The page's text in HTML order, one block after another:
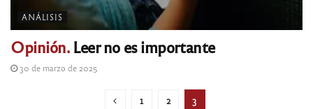
ANÁLISIS
Opinión.Leer no es importante
30 de marzo de 2025
1 2 3